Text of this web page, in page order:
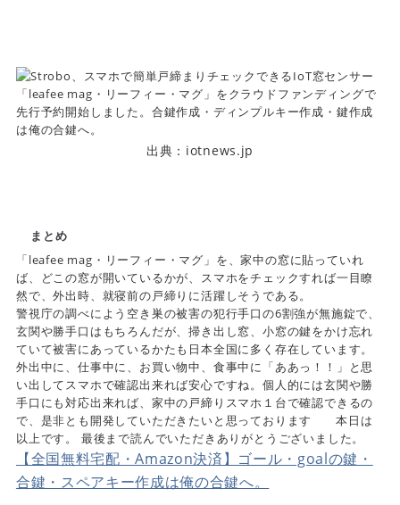
出典：iotnews.jp
まとめ
「leafee mag・リーフィー・マグ」を、家中の窓に貼っていれ
ば、どこの窓が開いているかが、スマホをチェックすれば一目瞭
然で、外出時、就寝前の戸締りに活躍しそうである。
警視庁の調べによう空き巣の被害の犯行手口の6割強が無施錠で、
玄関や勝手口はもちろんだが、掃き出し窓、小窓の鍵をかけ忘れ
ていて被害にあっているかたも日本全国に多く存在しています。
外出中に、仕事中に、お買い物中、食事中に「ああっ！！」と思
い出してスマホで確認出来れば安心ですね。個人的には玄関や勝
手口にも対応出来れば、家中の戸締りスマホ１台で確認できるの
で、是非とも開発していただきたいと思っております 本日は
以上です。 最後まで読んでいただきありがとうございました。
【全国無料宅配・Amazon決済】ゴール・goalの鍵・
合鍵・スペアキー作成は俺の合鍵へ。